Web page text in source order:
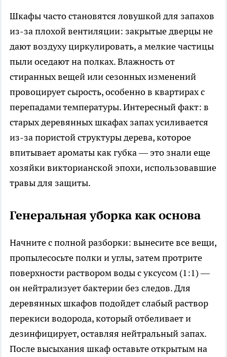
Шкафы часто становятся ловушкой для запахов
из-за плохой вентиляции: закрытые дверцы не
дают воздуху циркулировать, а мелкие частицы
пыли оседают на полках. Влажность от
стиранных вещей или сезонных изменений
провоцирует сырость, особенно в квартирах с
перепадами температуры. Интересный факт: в
старых деревянных шкафах запах усиливается
из-за пористой структуры дерева, которое
впитывает ароматы как губка — это знали еще
хозяйки викторианской эпохи, использовавшие
травы для защиты.
Генеральная уборка как основа
Начните с полной разборки: вынесите все вещи,
пропылесосьте полки и углы, затем протрите
поверхности раствором воды с уксусом (1:1) —
он нейтрализует бактерии без следов. Для
деревянных шкафов подойдет слабый раствор
перекиси водорода, который отбеливает и
дезинфицирует, оставляя нейтральный запах.
После высыхания шкаф оставьте открытым на